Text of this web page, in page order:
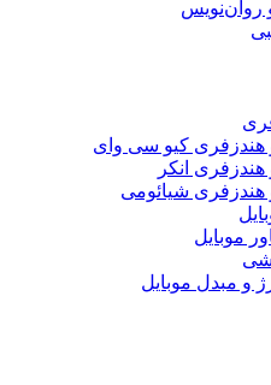
روان‌نویس
هندزفری کیو سی وای
انکر
شیائومی
موبایل
و مبدل موبایل